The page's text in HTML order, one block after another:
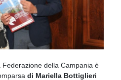
Federazione della Campania è
di Mariella Bottiglieri